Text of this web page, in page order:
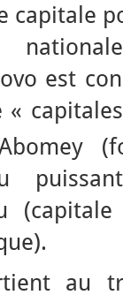
capitale
est
au